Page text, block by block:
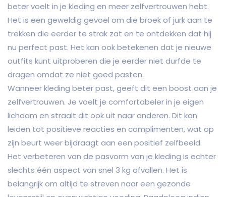
beter voelt in je kleding en meer zelfvertrouwen hebt.
Het is een geweldig gevoel om die broek of jurk aan te
trekken die eerder te strak zat en te ontdekken dat hij
nu perfect past. Het kan ook betekenen dat je nieuwe
outfits kunt uitproberen die je eerder niet durfde te
dragen omdat ze niet goed pasten.
Wanneer kleding beter past, geeft dit een boost aan je
zelfvertrouwen. Je voelt je comfortabeler in je eigen
lichaam en straalt dit ook uit naar anderen. Dit kan
leiden tot positieve reacties en complimenten, wat op
zijn beurt weer bijdraagt aan een positief zelfbeeld.
Het verbeteren van de pasvorm van je kleding is echter
slechts één aspect van snel 3 kg afvallen. Het is
belangrijk om altijd te streven naar een gezonde